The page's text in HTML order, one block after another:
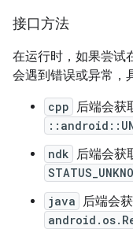
接口方法
在运行时，如果尝试
会遇到错误或异常，
cpp 后端会获
ndk 后端会获
java 后端会